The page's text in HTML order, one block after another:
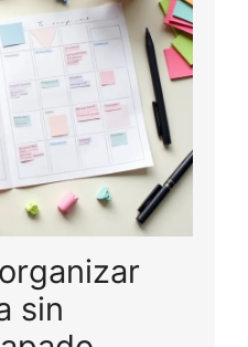
sin